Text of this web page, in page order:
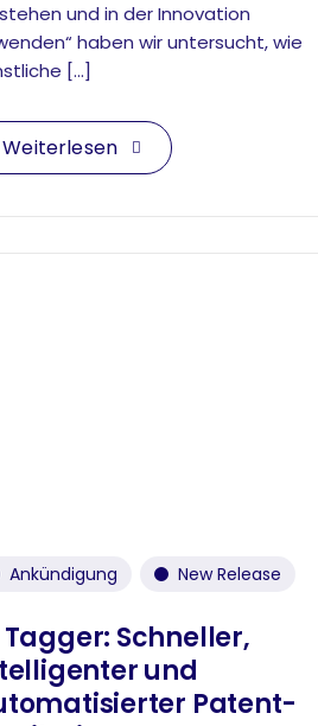
und in der Innovation
haben wir untersucht, wie
[…]
Weiterlesen
Ankündigung New Release
Tagger: Schneller,
und
Patent-